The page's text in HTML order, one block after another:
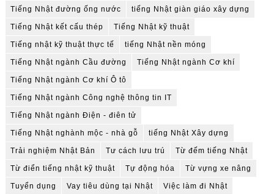
Tiếng Nhật đường ống nước tiếng Nhật giàn giáo xây dựng
Tiếng Nhật kết cấu thép Tiếng Nhật kỹ thuật
Tiếng nhật kỹ thuật thực tế tiếng Nhật nền móng
Tiếng Nhật ngành Cầu đường Tiếng Nhật ngành Cơ khí
Tiếng Nhật ngành Cơ khí Ô tô
Tiếng Nhật ngành Công nghệ thông tin IT
Tiếng Nhật ngành Điện - điên tử
Tiếng Nhật nghành mộc - nhà gỗ tiếng Nhật Xây dựng
Trải nghiệm Nhật Bản Tư cách lưu trú Từ đếm tiếng Nhật
Từ điển tiếng nhật kỹ thuật Tự động hóa Từ vựng xe nâng
Tuyển dụng Vay tiêu dùng tại Nhật Việc làm đi Nhật